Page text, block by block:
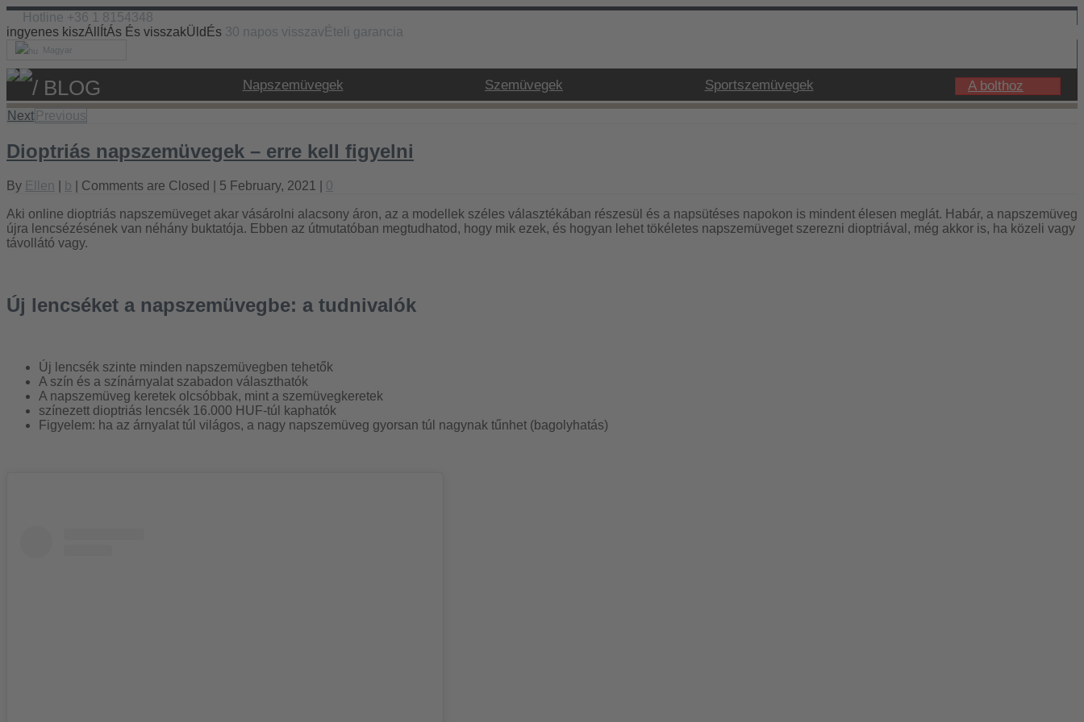
Hotline +36 1 8154348
ingyenes kiszÁllÍtÁs És visszakÜldÉs 30 napos visszavÉteli garancia
Magyar
/ BLOG Napszemüvegek Szemüvegek Sportszemüvegek A bolthoz
Next Previous
Dioptriás napszemüvegek – erre kell figyelni
By Ellen b Comments are Closed | 5 February, 2021 | 0
Aki online dioptriás napszemüveget akar vásárolni alacsony áron, az a modellek széles választékában részesül és a napsütéses napokon is mindent élesen meglát. Habár, a napszemüveg
újra lencsézésének van néhány buktatója. Ebben az útmutatóban megtudhatod, hogy mik ezek, és hogyan lehet tökéletes napszemüveget szerezni dioptriával, még akkor is, ha közeli vagy
távollátó vagy.
Új lencséket a napszemüvegbe: a tudnivalók
Új lencsék szinte minden napszemüvegben tehetők
A szín és a színárnyalat szabadon választhatók
A napszemüveg keretek olcsóbbak, mint a szemüvegkeretek
színezett dioptriás lencsék 16.000 HUF-túl kaphatók
Figyelem: ha az árnyalat túl világos, a nagy napszemüveg gyorsan túl nagynak tűnhet (bagolyhatás)